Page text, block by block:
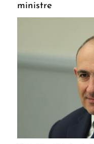
ministre